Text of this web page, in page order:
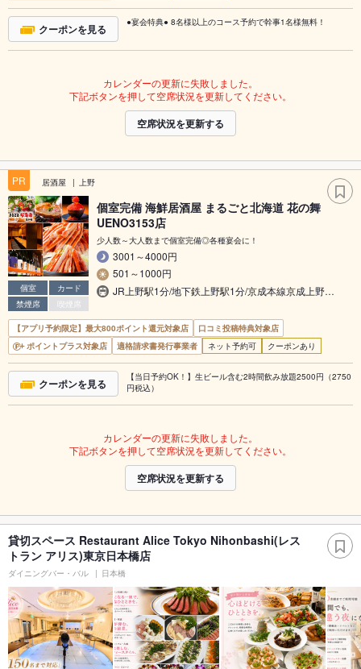
クーポンを見る ●宴会特典● 8名様以上のコース予約で幹事1名様無料！
カレンダーの更新に失敗しました。
下記ボタンを押して空席状況を更新してください。
空席状況を更新する
PR 居酒屋 上野
個室
カード
禁煙席
喫煙席
個室完備 海鮮居酒屋 まるごと北海道 花の舞
UENO3153店
少人数～大人数まで個室完備◎各種宴会に！
3001～4000円
501～1000円
JR上野駅1分/地下鉄上野駅1分/京成本線京成上野…
【アプリ予約限定】最大800ポイント還元対象店
口コミ投稿特典対象店
ポイントプラス対象店
適格請求書発行事業者 ネット予約可 クーポンあり
クーポンを見る
【当日予約OK！】生ビール含む2時間飲み放題2500円（2750
円税込）
カレンダーの更新に失敗しました。
下記ボタンを押して空席状況を更新してください。
空席状況を更新する
貸切スペース Restaurant Alice Tokyo Nihonbashi(レス
トラン アリス)東京日本橋店
ダイニングバー・バル 日本橋